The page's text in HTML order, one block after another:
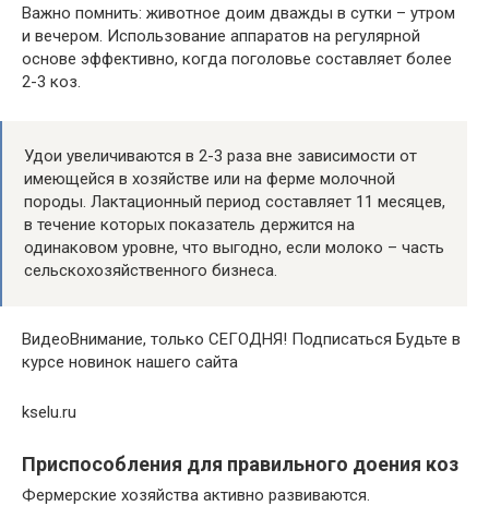
Важно помнить: животное доим дважды в сутки – утром
и вечером. Использование аппаратов на регулярной
основе эффективно, когда поголовье составляет более
2-3 коз.
Удои увеличиваются в 2-3 раза вне зависимости от
имеющейся в хозяйстве или на ферме молочной
породы. Лактационный период составляет 11 месяцев,
в течение которых показатель держится на
одинаковом уровне, что выгодно, если молоко – часть
сельскохозяйственного бизнеса.
ВидеоВнимание, только СЕГОДНЯ! Подписаться Будьте в
курсе новинок нашего сайта
kselu.ru
Приспособления для правильного доения коз
Фермерские хозяйства активно развиваются.